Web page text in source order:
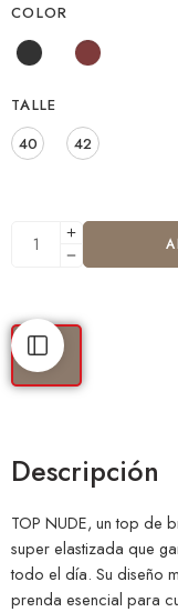
COLOR
TALLE
40
42
Descripción
TOP NUDE, un top de
super elastizada que
todo el día. Su diseño
prenda esencial para